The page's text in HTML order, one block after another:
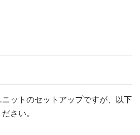
ットのセットアップですが、以下
さい。